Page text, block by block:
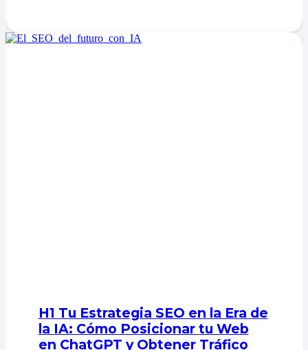
H1 Tu Estrategia SEO en la Era de
la IA: Cómo Posicionar tu Web
en ChatGPT y Obtener Tráfico